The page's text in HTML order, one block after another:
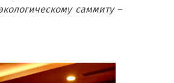
саммиту –